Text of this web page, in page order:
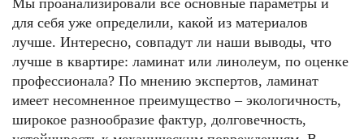
Мы проанализировали все основные параметры и
для себя уже определили, какой из материалов
лучше. Интересно, совпадут ли наши выводы, что
лучше в квартире: ламинат или линолеум, по оценке
профессионала? По мнению экспертов, ламинат
имеет несомненное преимущество – экологичность,
широкое разнообразие фактур, долговечность,